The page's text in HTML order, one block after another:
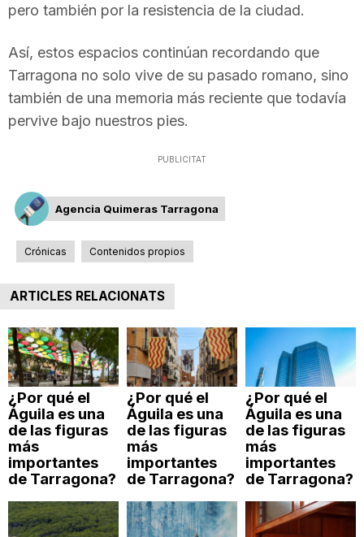
pero también por la resistencia de la ciudad.
Así, estos espacios continúan recordando que
Tarragona no solo vive de su pasado romano, sino
también de una memoria más reciente que todavía
pervive bajo nuestros pies.
PUBLICITAT
Agencia Quimeras Tarragona
Crónicas Contenidos propios
ARTICLES RELACIONATS
¿Por qué el
Águila es una
de las figuras
más
importantes
de Tarragona?
¿Por qué el
Águila es una
de las figuras
más
importantes
de Tarragona?
¿Por qué el
Águila es una
de las figuras
más
importantes
de Tarragona?